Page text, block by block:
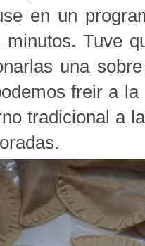
en un
Tuve
una
freir a
tradicional a